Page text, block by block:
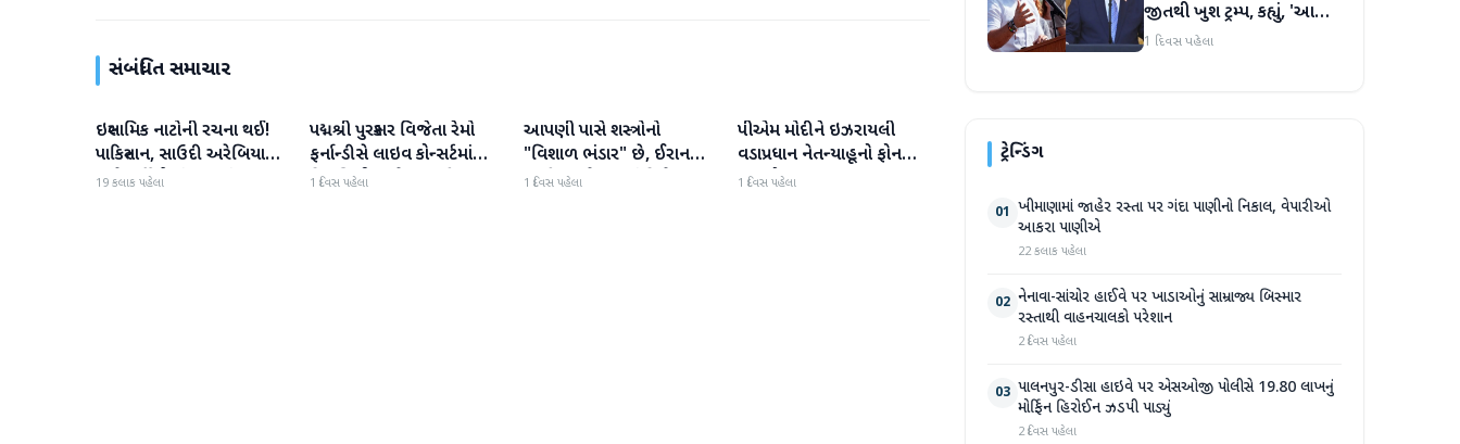
સંબંધિત સમાચાર
આંતરરાષ્ટ્રીય
ઇસ્લામિક નાટોની રચના થઈ!
પાકિસ્તાન, સાઉદી અરેબિયા
અને તુર્કીએ સંયુક્ત સંરક્ષણ
19 કલાક પહેલા
આંતરરાષ્ટ્રીય
પદ્મશ્રી પુરસ્કાર વિજેતા રેમો
ફર્નાન્ડીસે લાઇવ કોન્સર્ટમાંથી
નિવૃત્તિની જાહેરાત કરી
1 દિવસ પહેલા
આંતરરાષ્ટ્રીય
આપણી પાસે શસ્ત્રોનો
"વિશાળ ભંડાર" છે, ઈરાન
"ગરીબ" છે, ટ્રમ્પનું નિવેદન
1 દિવસ પહેલા
આંતરરાષ્ટ્રીય
પીએમ મોદીને ઇઝરાયલી
વડાપ્રધાન નેતન્યાહૂનો ફોન
આવ્યો
1 દિવસ પહેલા
જીતથી ખુશ ટ્રમ્પ, કહ્યું, 'આ
અમારા માટે સારા સમાચાર છે'
1 દિવસ પહેલા
ટ્રેન્ડિંગ
01 ખીમાણામાં જાહેર રસ્તા પર ગંદા પાણીનો નિકાલ, વેપારીઓ
આકરા પાણીએ
22 કલાક પહેલા
02 નેનાવા-સાંચોર હાઈવે પર ખાડાઓનું સામ્રાજ્ય બિસ્માર
રસ્તાથી વાહનચાલકો પરેશાન
2 દિવસ પહેલા
03 પાલનપુર-ડીસા હાઇવે પર એસઓજી પોલીસે 19.80 લાખનું
મોર્ફિન હિરોઈન ઝડપી પાડ્યું
2 દિવસ પહેલા